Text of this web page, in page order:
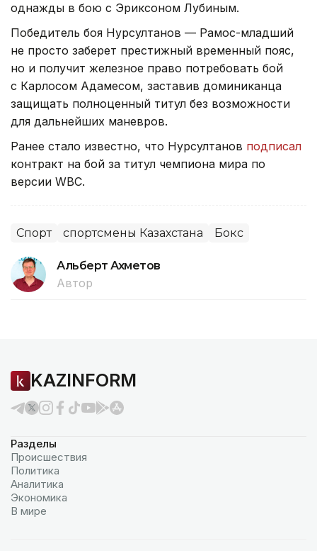
однажды в бою с Эриксоном Лубиным.
Победитель боя Нурсултанов — Рамос-младший
не просто заберет престижный временный пояс,
но и получит железное право потребовать бой
с Карлосом Адамесом, заставив доминиканца
защищать полноценный титул без возможности
для дальнейших маневров.
Ранее стало известно, что Нурсултанов подписал
контракт на бой за титул чемпиона мира по
версии WBC.
Спорт спортсмены Казахстана Бокс
Альберт Ахметов
Автор
KAZINFORM
Разделы
Происшествия
Политика
Аналитика
Экономика
В мире